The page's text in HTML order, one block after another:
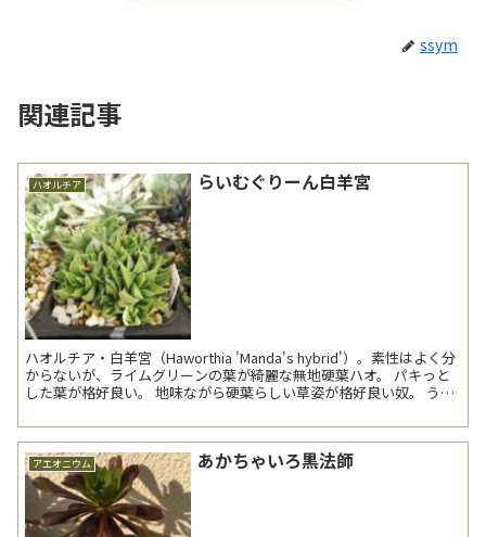
ssym
関連記事
ハオルチア らいむぐりーん白羊宮
ハオルチア・白羊宮（Haworthia 'Manda's hybrid'）。素性はよく分
からないが、ライムグリーンの葉が綺麗な無地硬葉ハオ。 パキっと
した葉が格好良い。 地味ながら硬葉らしい草姿が格好良い奴。 うっ
アエオニウム あかちゃいろ黒法師